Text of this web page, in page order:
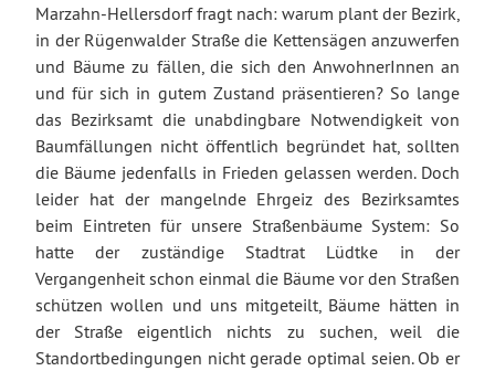
Marzahn-Hellersdorf fragt nach: warum plant der Bezirk,
in der Rügenwalder Straße die Kettensägen anzuwerfen
und Bäume zu fällen, die sich den AnwohnerInnen an
und für sich in gutem Zustand präsentieren? So lange
das Bezirksamt die unabdingbare Notwendigkeit von
Baumfällungen nicht öffentlich begründet hat, sollten
die Bäume jedenfalls in Frieden gelassen werden. Doch
leider hat der mangelnde Ehrgeiz des Bezirksamtes
beim Eintreten für unsere Straßenbäume System: So
hatte der zuständige Stadtrat Lüdtke in der
Vergangenheit schon einmal die Bäume vor den Straßen
schützen wollen und uns mitgeteilt, Bäume hätten in
der Straße eigentlich nichts zu suchen, weil die
Standortbedingungen nicht gerade optimal seien. Ob er